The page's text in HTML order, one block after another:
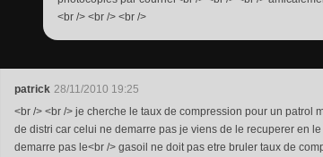
<br /> <br /> <br />
patrick 28/11/2010 19:25
<br /> <br /> je cherche le taux de compression pour un patrol
de distri car celui ne demarre pas je viens de le recuperer en
demarre pas le<br /> gasoil ne doit pas etre bruler taux de